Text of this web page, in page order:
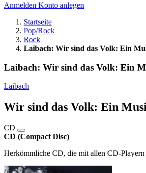
Anmelden Konto anlegen
Startseite
Pop/Rock
Rock
Laibach: Wir sind das Volk: Ein
Laibach: Wir sind das Volk: Ein
Laibach
Wir sind das Volk: Ein
CD
CD (Compact Disc)
Herkömmliche CD, die mit allen CD-